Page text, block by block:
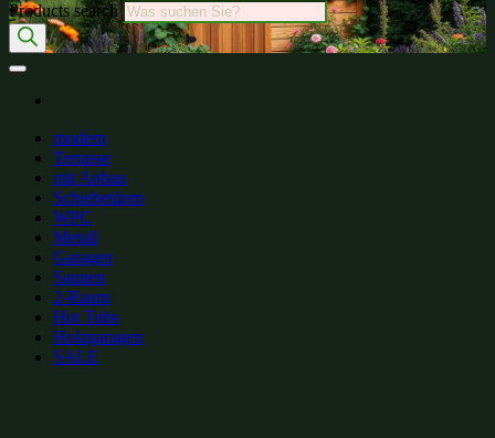
Products search
modern
Terrasse
mit Anbau
Schiebetüren
WPC
Metall
Garagen
Saunen
2-Raum
Hot Tubs
Holzgaragen
SALE